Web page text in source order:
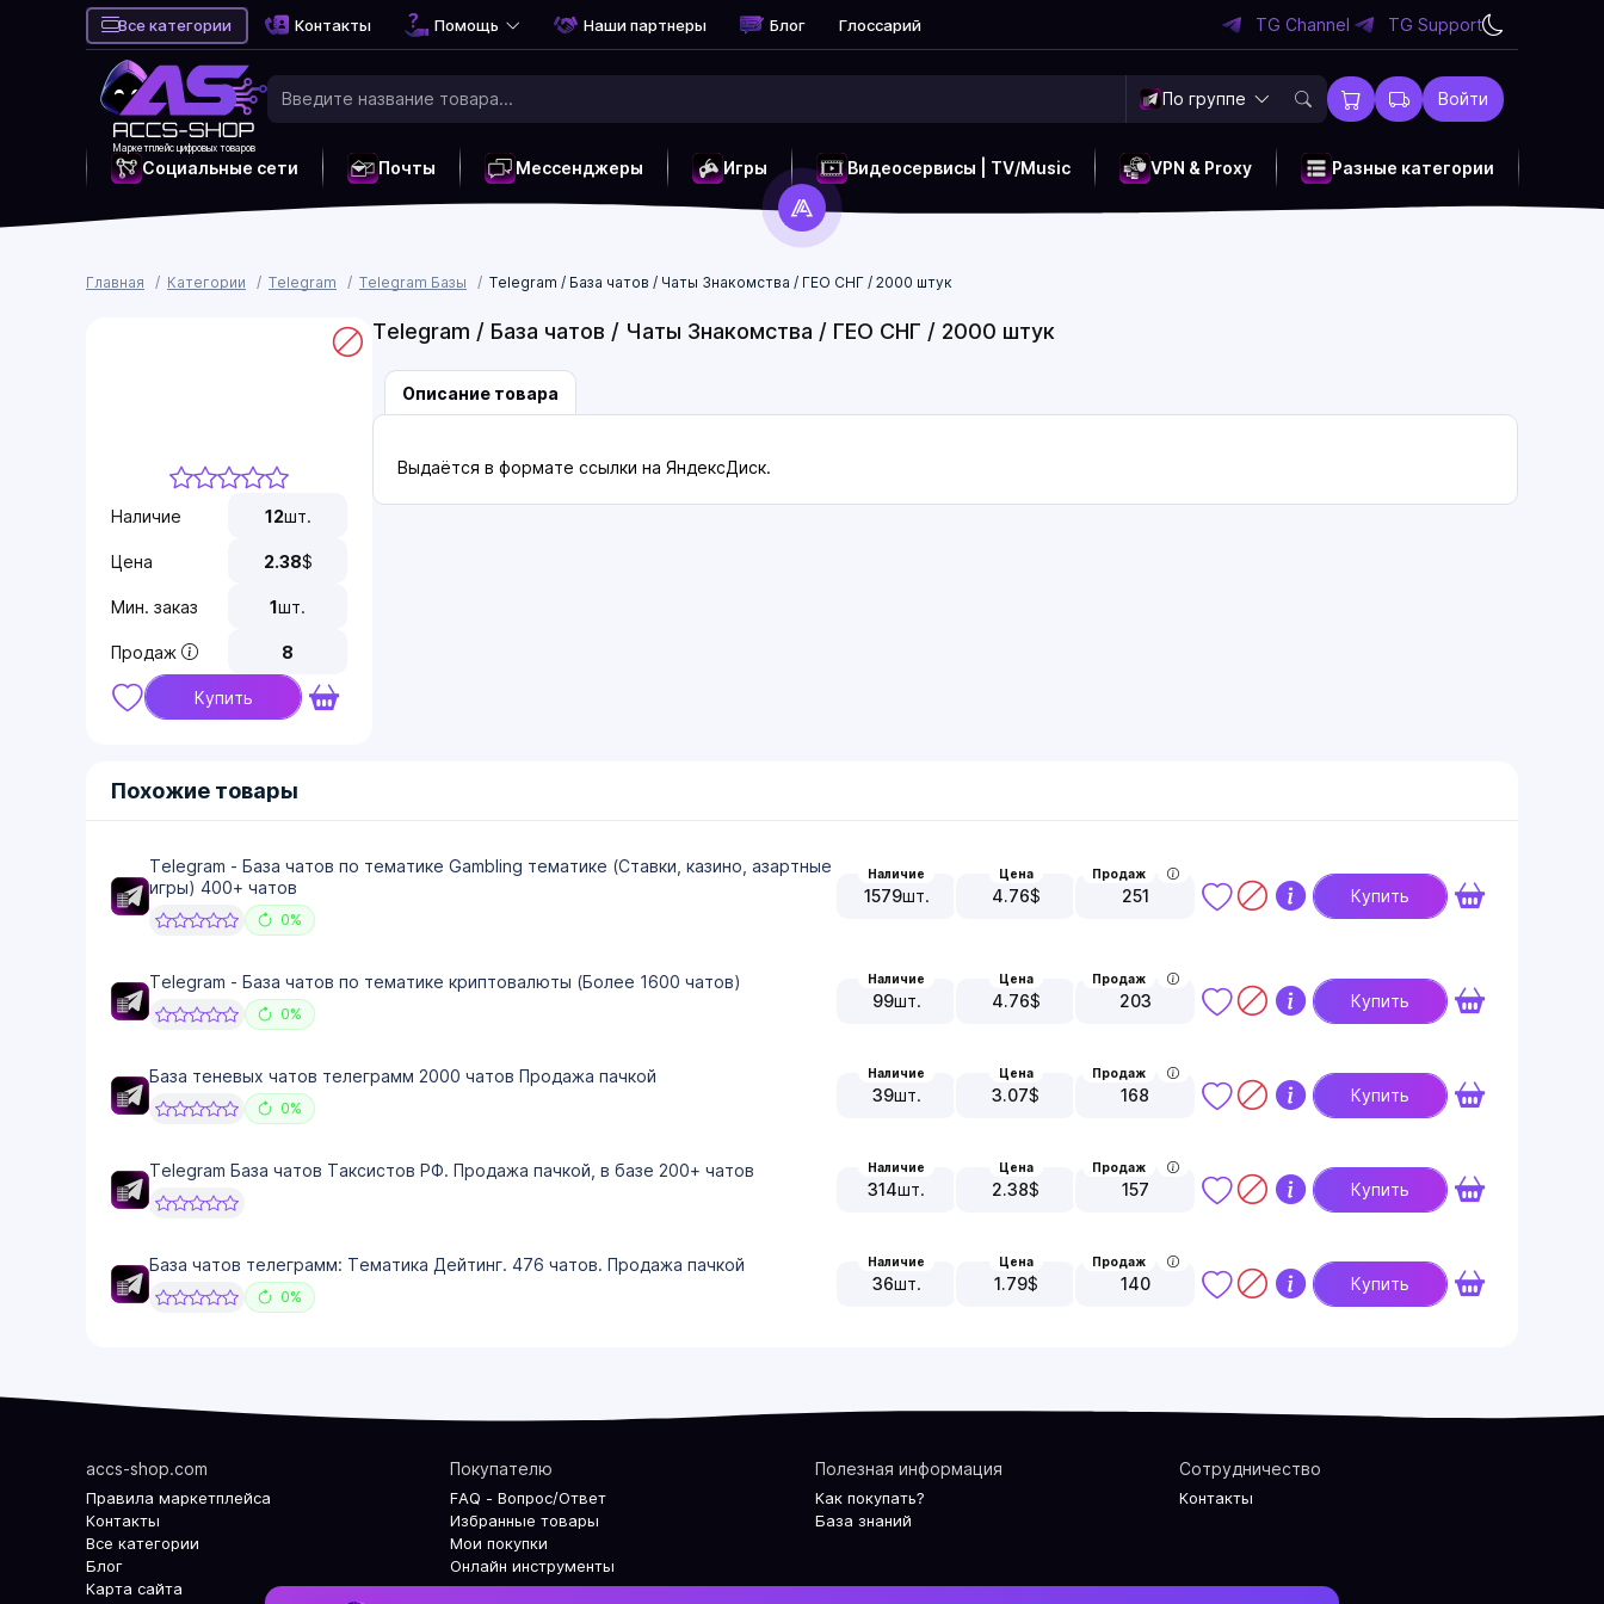
Все категории Контакты Помощь Наши партнеры Блог Глоссарий TG Channel TG Support
Маркетплейс цифровых товаров
По группе Войти
Социальные сети Почты Мессенджеры Игры Видеосервисы | TV/Music VPN & Proxy Разные категории
Главная Категории Telegram Telegram Базы Telegram / База чатов / Чаты Знакомства / ГЕО СНГ / 2000 штук
Наличие 12шт.
Цена 2.38$
Мин. заказ 1шт.
Продаж 8
Купить
Telegram / База чатов / Чаты Знакомства / ГЕО СНГ / 2000 штук
Описание товара
Выдаётся в формате ссылки на ЯндексДиск.
Похожие товары
Telegram - База чатов по тематике Gambling тематике (Ставки, казино, азартные
игры) 400+ чатов
0%
Наличие
1579шт.
Цена
4.76$
Продаж
251 Купить
Telegram - База чатов по тематике криптовалюты (Более 1600 чатов)
0%
Наличие
99шт.
Цена
4.76$
Продаж
203 Купить
База теневых чатов телеграмм 2000 чатов Продажа пачкой
0%
Наличие
39шт.
Цена
3.07$
Продаж
168 Купить
Telegram База чатов Таксистов РФ. Продажа пачкой, в базе 200+ чатов Наличие
314шт.
Цена
2.38$
Продаж
157 Купить
База чатов телеграмм: Тематика Дейтинг. 476 чатов. Продажа пачкой
0%
Наличие
36шт.
Цена
1.79$
Продаж
140 Купить
accs-shop.com
Правила маркетплейса
Контакты
Все категории
Блог
Карта сайта
Покупателю
FAQ - Вопрос/Ответ
Избранные товары
Мои покупки
Онлайн инструменты
Полезная информация
Как покупать?
База знаний
Сотрудничество
Контакты